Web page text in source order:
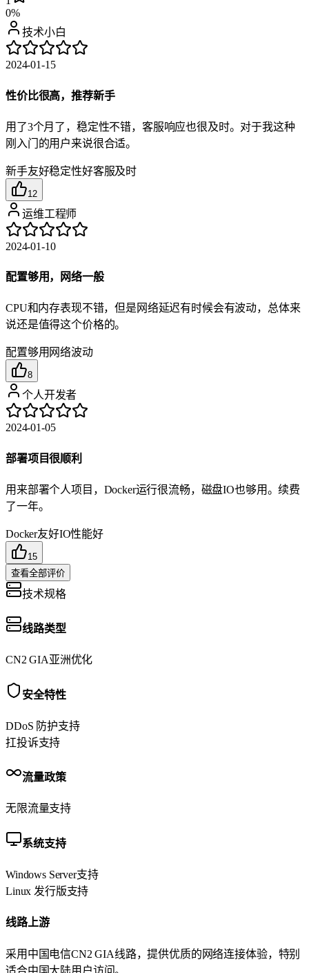
0%
技术小白
2024-01-15
性价比很高，推荐新手
用了3个月了，稳定性不错，客服响应也很及时。对于我这种
刚入门的用户来说很合适。
新手友好稳定性好客服及时
12
运维工程师
2024-01-10
配置够用，网络一般
CPU和内存表现不错，但是网络延迟有时候会有波动，总体来
说还是值得这个价格的。
配置够用 网络波动
8
个人开发者
2024-01-05
部署项目很顺利
用来部署个人项目，Docker运行很流畅，磁盘IO也够用。续费
了一年。
Docker友好IO性能好
15
查看全部评价
技术规格
线路类型
CN2 GIA亚洲优化
安全特性
DDoS 防护支持
扛投诉支持
流量政策
无限流量支持
系统支持
Windows Server支持
Linux 发行版支持
线路上游
采用中国电信CN2 GIA线路，提供优质的网络连接体验，特别
适合中国大陆用户访问。